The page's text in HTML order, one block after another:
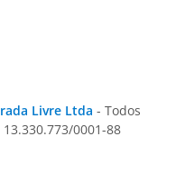
Livre Ltda - Todos
0001-88